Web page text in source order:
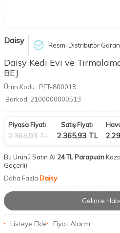
Daisy Resmi Distribütör
Daisy Kedi Evi ve
BEJ
Ürün Kodu: PET-800018
Barkod: 2100000000513
Piyasa Fiyatı
2.365,93TL
Satış Fiyatı
2.365,93 TL
Bu Ürünü Satın Al 24 TL Parapuan
Geçerli)
Daha Fazla Daisy
Gelince
Listeye Ekle Fiyat Alarmı